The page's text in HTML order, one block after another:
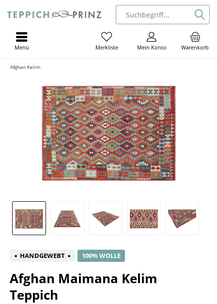
Warenkorb
Mein Konto
Merkliste
Menü
Afghan Kelim
HANDGEWEBT 100% WOLLE
Afghan Maimana Kelim
Teppich